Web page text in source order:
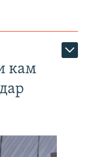
кам